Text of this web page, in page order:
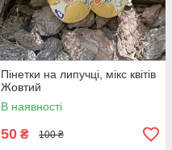
Пінетки на липучці, мікс квітів
Жовтий
В наявності
50 ₴ 100 ₴